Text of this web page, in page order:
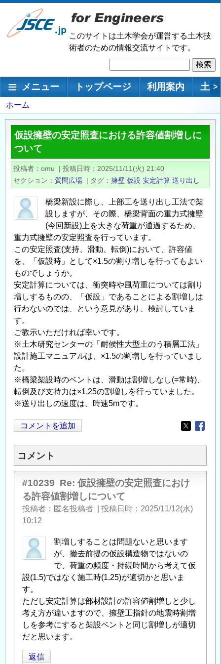
メ
ン
移
このサイトは土木学会が運営する土木技
術者のための情報交流サイトです。
索
メインナビゲーション
メニュー トップページ 利用案内 土 >
パ
ン
く
ず
ホーム
仮設擁壁の安定照査における許容値割増しに
ついて
投稿者 omu | 投稿日時
2025/11/11(火) 21:40
セクション
質問広場 | タグ 擁壁 仮設 安定計算 送り出し
橋梁新設に際し、上部工を送り出し工法で架
設しますが、その際、橋梁背面の重力式擁壁
(今回新設)上を大きな荷重が通過するため、
重力式擁壁の安定照査を行っています。
この安定照査(支持、滑動、転倒)において、許容値
を、「仮設時」として×1.5の割り増しを行ってもよい
ものでしょうか。
安定計算については、衝突時や風荷重については割り
増しするものの、「仮設」であることによる割増しは
行わないのでは、という意見があり、検討していま
す。
ご教示いただければ幸いです。
※土木研究センターの「耐候性大型土のう積層工法」
設計施工マニュアルは、×1.5の割増しを行っていまし
た。
※橋梁架設時のベントは、滑動は割増しなし(=常時)、
転倒及び支持力は×1.25の割増しを行っていました。
※送り出しの速度は、時速5mです。
コメントを追加
Opens in
コメント
#10239 Re: 仮設擁壁の安定照査におけ
る許容値割増しについて
投稿者 匿名投稿者 投稿日時
2025/11/12(水)
10:12
割増しすることは問題ないと思います
が、撤去前提の仮設構造物ではないの
で、荷重の頻度・持続時間から考えて仮
設(1.5)ではなく施工時(1.25)が適切かと思いま
す。
ただし安定計算は部材設計の許容値割増しと少し
考え方が違いますので、擁壁工指針の地震時割増
しを参考にすると架設ベントと同じ割増しが適切
だと思います。
返信